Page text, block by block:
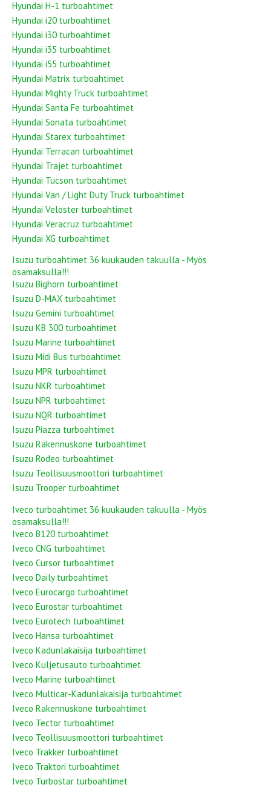
Hyundai H-1 turboahtimet
Hyundai i20 turboahtimet
Hyundai i30 turboahtimet
Hyundai i35 turboahtimet
Hyundai i55 turboahtimet
Hyundai Matrix turboahtimet
Hyundai Mighty Truck turboahtimet
Hyundai Santa Fe turboahtimet
Hyundai Sonata turboahtimet
Hyundai Starex turboahtimet
Hyundai Terracan turboahtimet
Hyundai Trajet turboahtimet
Hyundai Tucson turboahtimet
Hyundai Van / Light Duty Truck turboahtimet
Hyundai Veloster turboahtimet
Hyundai Veracruz turboahtimet
Hyundai XG turboahtimet
Isuzu turboahtimet 36 kuukauden takuulla - Myös
osamaksulla!!!
Isuzu Bighorn turboahtimet
Isuzu D-MAX turboahtimet
Isuzu Gemini turboahtimet
Isuzu KB 300 turboahtimet
Isuzu Marine turboahtimet
Isuzu Midi Bus turboahtimet
Isuzu MPR turboahtimet
Isuzu NKR turboahtimet
Isuzu NPR turboahtimet
Isuzu NQR turboahtimet
Isuzu Piazza turboahtimet
Isuzu Rakennuskone turboahtimet
Isuzu Rodeo turboahtimet
Isuzu Teollisuusmoottori turboahtimet
Isuzu Trooper turboahtimet
Iveco turboahtimet 36 kuukauden takuulla - Myös
osamaksulla!!!
Iveco B120 turboahtimet
Iveco CNG turboahtimet
Iveco Cursor turboahtimet
Iveco Daily turboahtimet
Iveco Eurocargo turboahtimet
Iveco Eurostar turboahtimet
Iveco Eurotech turboahtimet
Iveco Hansa turboahtimet
Iveco Kadunlakaisija turboahtimet
Iveco Kuljetusauto turboahtimet
Iveco Marine turboahtimet
Iveco Multicar-Kadunlakaisija turboahtimet
Iveco Rakennuskone turboahtimet
Iveco Tector turboahtimet
Iveco Teollisuusmoottori turboahtimet
Iveco Trakker turboahtimet
Iveco Traktori turboahtimet
Iveco Turbostar turboahtimet